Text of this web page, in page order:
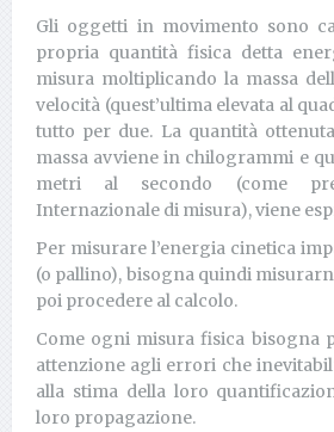
Gli oggetti in movimento sono
propria quantità fisica detta
misura moltiplicando la massa
velocità (quest’ultima elevata al
tutto per due. La quantità
massa avviene in chilogrammi e
metri al secondo (come
Internazionale di misura), viene
Per misurare l’energia cinetica
(o pallino), bisogna quindi
poi procedere al calcolo.
Come ogni misura fisica bisogna
attenzione agli errori che
alla stima della loro
loro propagazione.